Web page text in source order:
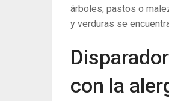
árboles, pastos o
y verduras se
con la